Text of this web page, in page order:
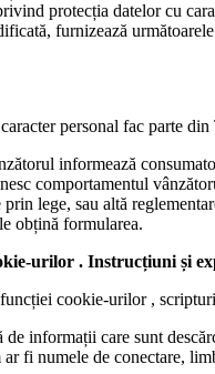
protecția datelor cu
furnizează
personal fac parte
informează
comportamentul
lege, sau altă
obțină formularea.
urilor . Instrucțiuni și
cookie-urilor ,
informații care sunt
fi numele de conectare,